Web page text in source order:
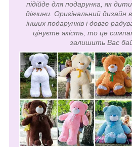
підійде для подарунка, як
дівчини. Оригінальний дизайн
інших подарунків і довго
цінуєте якість, то це
залишить Вас